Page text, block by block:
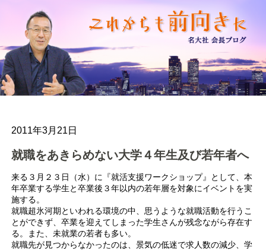
2011年3月21日
就職をあきらめない大学４年生及び若年者へ
来る３月２３日（水）に『就活支援ワークショップ』として、本
年卒業する学生と卒業後３年以内の若年層を対象にイベントを実
施する。
就職超氷河期といわれる環境の中、思うような就職活動を行うこ
とができず、卒業を迎えてしまった学生さんが残念ながら存在す
る。また、未就業の若者も多い。
就職先が見つからなかったのは、景気の低迷で求人数の減少、学